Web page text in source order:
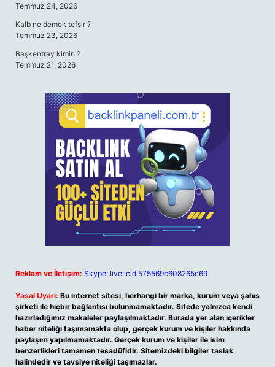
Temmuz 24, 2026
Kalb ne demek tefsir ?
Temmuz 23, 2026
Başkentray kimin ?
Temmuz 21, 2026
Reklam ve İletişim: Skype: live:.cid.575569c608265c69
Yasal Uyarı: Bu internet sitesi, herhangi bir marka, kurum veya şahıs
şirketi ile hiçbir bağlantısı bulunmamaktadır. Sitede yalnızca kendi
hazırladığımız makaleler paylaşılmaktadır. Burada yer alan içerikler
haber niteliği taşımamakta olup, gerçek kurum ve kişiler hakkında
paylaşım yapılmamaktadır. Gerçek kurum ve kişiler ile isim
benzerlikleri tamamen tesadüfidir. Sitemizdeki bilgiler taslak
halindedir ve tavsiye niteliği taşımazlar.